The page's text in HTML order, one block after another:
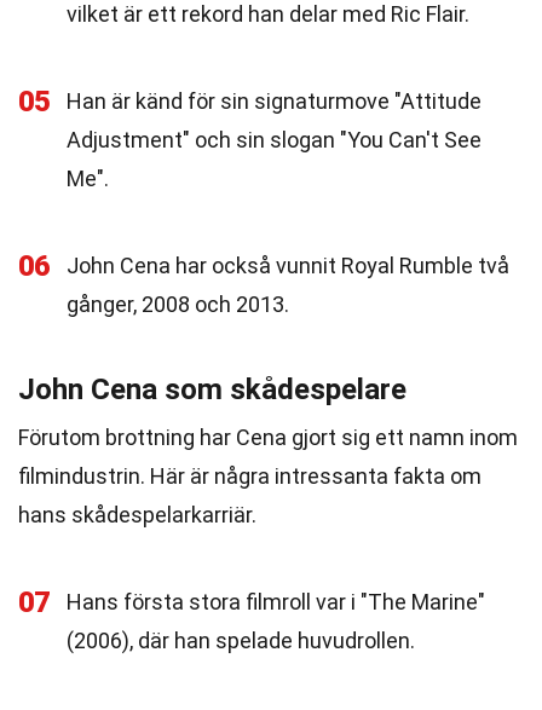
vilket är ett rekord han delar med Ric Flair.
05
Han är känd för sin signaturmove "Attitude
Adjustment" och sin slogan "You Can't See
Me".
06
John Cena har också vunnit Royal Rumble två
gånger, 2008 och 2013.
John Cena som skådespelare
Förutom brottning har Cena gjort sig ett namn inom
filmindustrin. Här är några intressanta fakta om
hans skådespelarkarriär.
07
Hans första stora filmroll var i "The Marine"
(2006), där han spelade huvudrollen.